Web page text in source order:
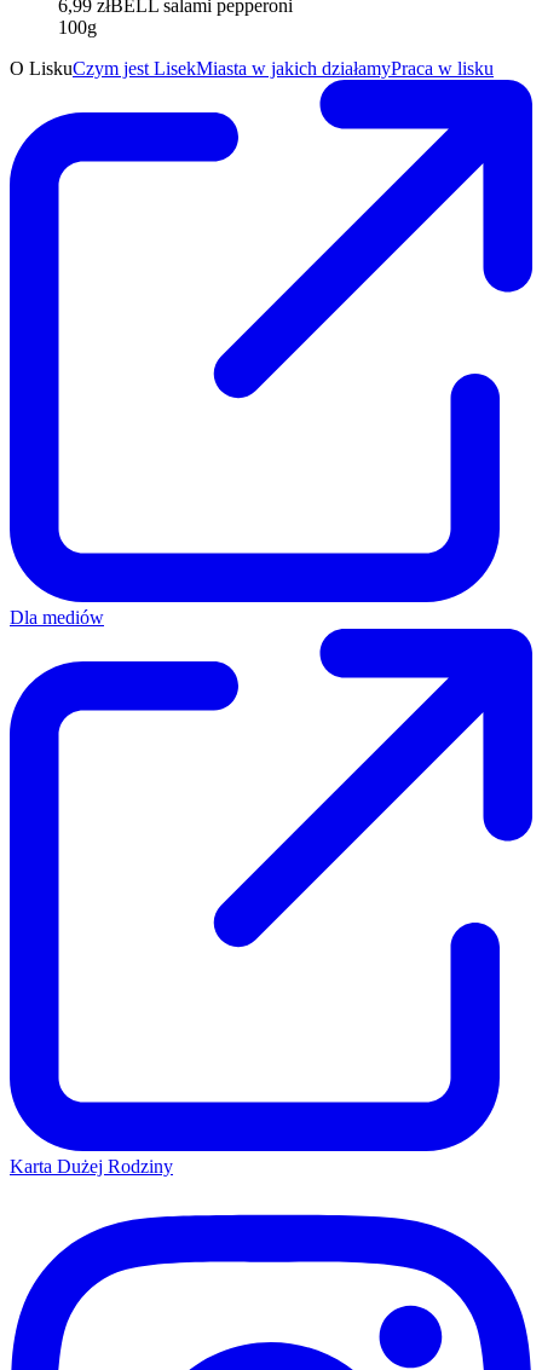
6,99 złBELL salami pepperoni
100g
O LiskuCzym jest LisekMiasta w jakich działamyPraca w lisku
Dla mediów
Karta Dużej Rodziny